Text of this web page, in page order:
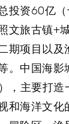
投资60亿
文旅古镇+
期项目以及
。 中国海影
，主要打
和海洋文